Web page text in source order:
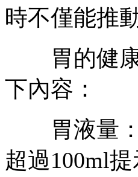
時不僅能推
胃的健康
下內容：
胃液量：
超過100ml